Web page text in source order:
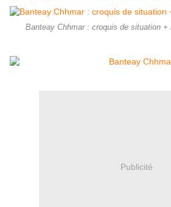
Banteay Chhmar : croquis de situation +
Publicité